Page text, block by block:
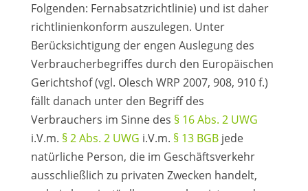
Folgenden: Fernabsatzrichtlinie) und ist daher
richtlinienkonform auszulegen. Unter
Berücksichtigung der engen Auslegung des
Verbraucherbegriffes durch den Europäischen
Gerichtshof (vgl. Olesch WRP 2007, 908, 910 f.)
fällt danach unter den Begriff des
Verbrauchers im Sinne des § 16 Abs. 2 UWG
i.V.m. § 2 Abs. 2 UWG i.V.m. § 13 BGBjede
natürliche Person, die im Geschäftsverkehr
ausschließlich zu privaten Zwecken handelt,